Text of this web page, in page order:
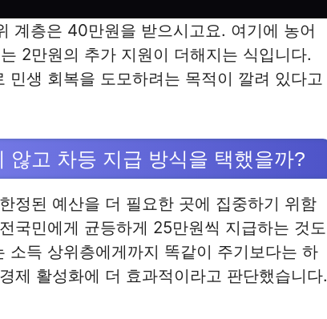
계층은 40만원을 받으시고요. 여기에 농어
2만원의 추가 지원이 더해지는 식입니다.
생 회복을 도모하려는 목적이 깔려 있다고
않고 차등 지급 방식을 택했을까?
정된 예산을 더 필요한 곳에 집중하기 위함
국민에게 균등하게 25만원씩 지급하는 것도
소득 상위층에게까지 똑같이 주기보다는 하
제 활성화에 더 효과적이라고 판단했습니다.